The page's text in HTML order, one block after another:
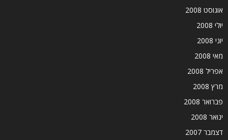
אוגוסט 2008
יולי 2008
יוני 2008
מאי 2008
אפריל 2008
מרץ 2008
פברואר 2008
ינואר 2008
דצמבר 2007